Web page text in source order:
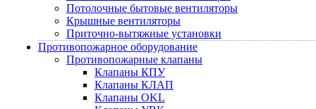
Потолочные бытовые вентиляторы
Крышные вентиляторы
Приточно-вытяжные установки
Противопожарное оборудование
Противопожарные клапаны
Клапаны КПУ
Клапаны КЛАП
Клапаны OKL